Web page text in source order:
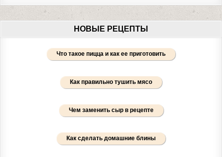
НОВЫЕ РЕЦЕПТЫ
Что такое пицца и как ее приготовить
Как правильно тушить мясо
Чем заменить сыр в рецепте
Как сделать домашние блины